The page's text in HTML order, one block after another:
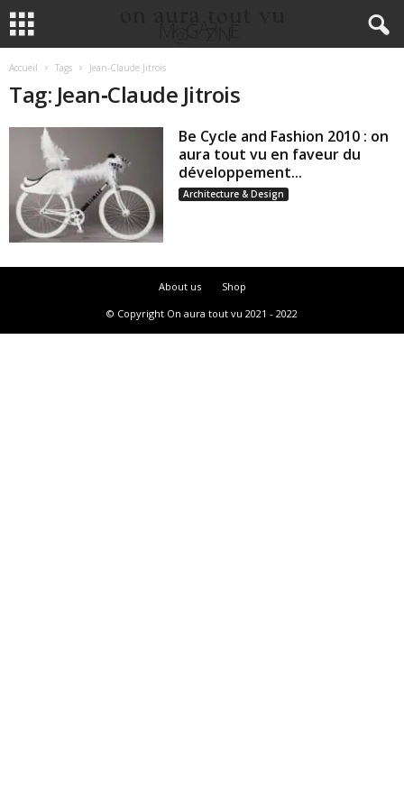
Accueil Tags Jean‐Claude Jitrois
Tag: Jean‐Claude Jitrois
Be Cycle and Fashion 2010 : on
aura tout vu en faveur du
développement...
Architecture & Design
About us
Shop
© Copyright On aura tout vu 2021 - 2022